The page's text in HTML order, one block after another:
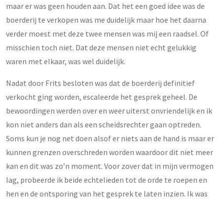
maar er was geen houden aan. Dat het een goed idee was de
boerderij te verkopen was me duidelijk maar hoe het daarna
verder moest met deze twee mensen was mij een raadsel. Of
misschien toch niet. Dat deze mensen niet echt gelukkig
waren met elkaar, was wel duidelijk.
Nadat door Frits besloten was dat de boerderij definitief
verkocht ging worden, escaleerde het gesprek geheel. De
bewoordingen werden over en weer uiterst onvriendelijk en ik
kon niet anders dan als een scheidsrechter gaan optreden.
Soms kun je nog net doen alsof er niets aan de hand is maar er
kunnen grenzen overschreden worden waardoor dit niet meer
kan en dit was zo’n moment. Voor zover dat in mijn vermogen
lag, probeerde ik beide echtelieden tot de orde te roepen en
hen en de ontsporing van het gesprek te laten inzien. Ik was